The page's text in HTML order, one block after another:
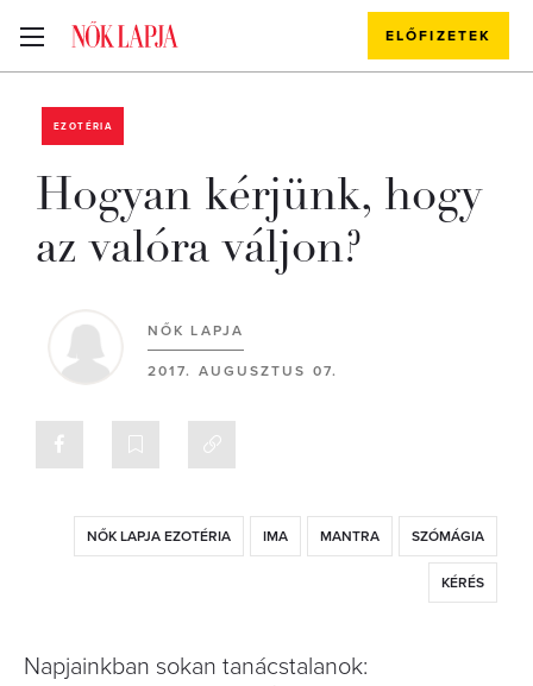
ELŐFIZETEK
EZOTÉRIA
Hogyan kérjünk, hogy
az valóra váljon?
NŐK LAPJA
2017. AUGUSZTUS 07.
NŐK LAPJA EZOTÉRIA IMA MANTRA SZÓMÁGIA
KÉRÉS
Napjainkban sokan tanácstalanok: